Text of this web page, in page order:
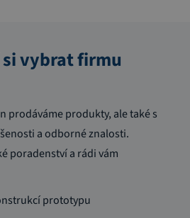
vybrat firmu
prodáváme produkty, ale také s
a odborné znalosti.
poradenství a rádi vám
prototypu